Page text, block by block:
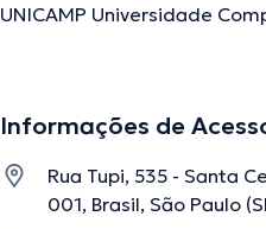
UNICAMP Universidade
atuação como membro de
conferências com a
formação contínua na sua
Informações de
Rua Tupi, 535 - Santa
001, Brasil, São Paulo